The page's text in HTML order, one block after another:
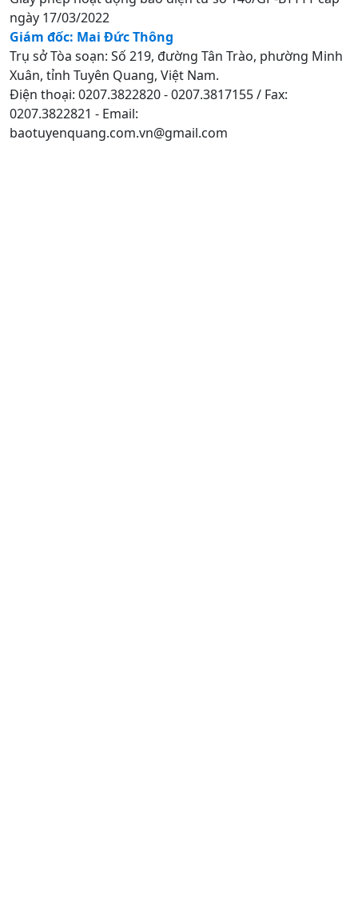
ngày 17/03/2022
Giám đốc: Mai Đức Thông
Trụ sở Tòa soạn: Số 219, đường Tân Trào, phường Minh
Xuân, tỉnh Tuyên Quang, Việt Nam.
Điện thoại: 0207.3822820 - 0207.3817155 / Fax:
0207.3822821 - Email:
baotuyenquang.com.vn@gmail.com